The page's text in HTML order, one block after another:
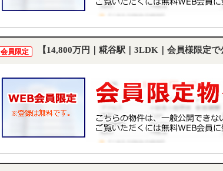
会員限定 【14,800万円｜糀谷駅｜3LDK｜会員様限定で